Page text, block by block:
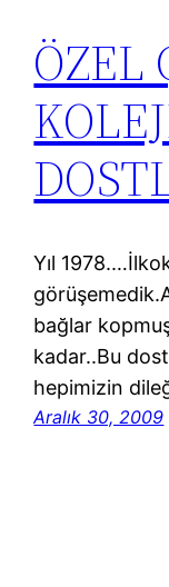
ÖZEL
Yıl
bağlar
kadar..Bu
hepimizin
Aralık 30, 2009